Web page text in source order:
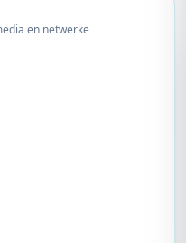
en netwerke